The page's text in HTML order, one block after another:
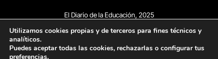
El Diario de la Educación, 2025
AVISO LEGAL POLÍTICA DE PRIVACIDAD
Utilizamos cookies propias y de terceros para fines técnicos y
analíticos.
Puedes aceptar todas las cookies, rechazarlas o configurar tus
preferencias.